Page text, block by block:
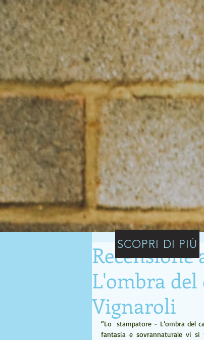
Recensione
L'ombra
Vignaroli
“Lo  stampatore - L’ombra del
fantasia e sovrannaturale vi
SCOPRI DI PIÙ